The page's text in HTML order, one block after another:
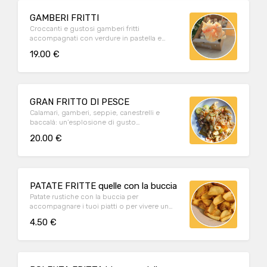
GAMBERI FRITTI
Croccanti e gustosi gamberi fritti
accompagnati con verdure in pastella e
19.00 €
GRAN FRITTO DI PESCE
Calamari, gamberi, seppie, canestrelli e
baccalà: un’esplosione di gusto
e zucchine) e morbida polenta bianca
20.00 €
PATATE FRITTE quelle con la buccia
Patate rustiche con la buccia per
accompagnare i tuoi piatti o per vivere un
4.50 €